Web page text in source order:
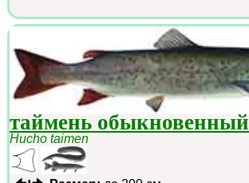
таймень обыкновенный
Hucho taimen